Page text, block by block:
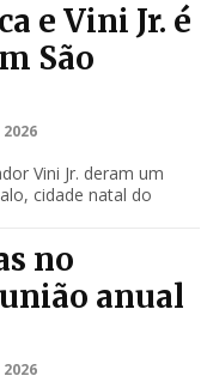
e Vini Jr. é
São
Vini Jr. deram um
cidade natal do
no
anual